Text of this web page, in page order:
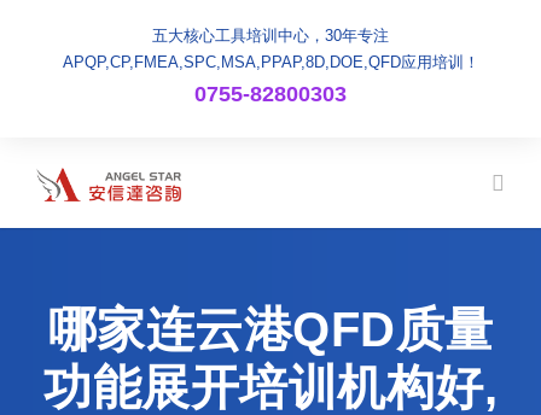
五大核心工具培训中心，30年专注
APQP,CP,FMEA,SPC,MSA,PPAP,8D,DOE,QFD应用培训！
0755-82800303
哪家连云港QFD质量
功能展开培训机构好,